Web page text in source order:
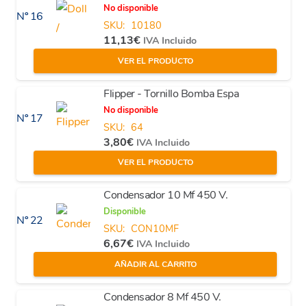
Nº 16
No disponible
SKU: 10180
11,13€ IVA Incluido
VER EL PRODUCTO
Nº 17
Flipper - Tornillo Bomba Espa
No disponible
SKU: 64
3,80€ IVA Incluido
VER EL PRODUCTO
Nº 22
Condensador 10 Mf 450 V.
Disponible
SKU: CON10MF
6,67€ IVA Incluido
AÑADIR AL CARRITO
Condensador 8 Mf 450 V.